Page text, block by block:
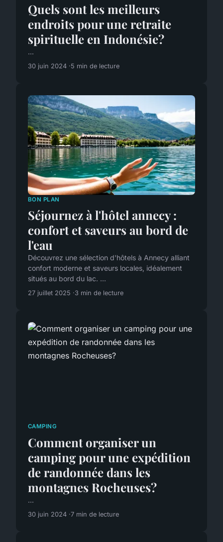
Quels sont les meilleurs
endroits pour une retraite
spirituelle en Indonésie?
...
30 juin 2024 5 min de lecture
BON PLAN
Séjournez à l'hôtel annecy :
confort et saveurs au bord de
l'eau
Découvrez une sélection d'hôtels à Annecy alliant
confort moderne et saveurs locales, idéalement
situés au bord du lac. ...
27 juillet 2025 3 min de lecture
CAMPING
Comment organiser un
camping pour une expédition
de randonnée dans les
montagnes Rocheuses?
...
30 juin 2024 7 min de lecture